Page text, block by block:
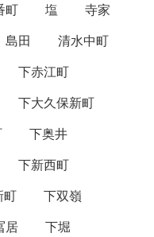
町 塩
寺家
島田
清水中町
下赤江町
下大久保新町
下奥井
下新西町
町
下双嶺
居
下堀